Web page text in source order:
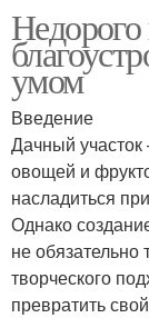
Недорого
умом
Введение
Дачный
овощей и
насладиться
Однако
не
творческого
превратить